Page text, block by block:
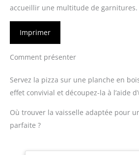
accueillir une multitude de garnitures.
Imprimer
Comment présenter
Servez la pizza sur une planche en
effet convivial et découpez-la à l’aide
Où trouver la vaisselle adaptée pour
parfaite ?